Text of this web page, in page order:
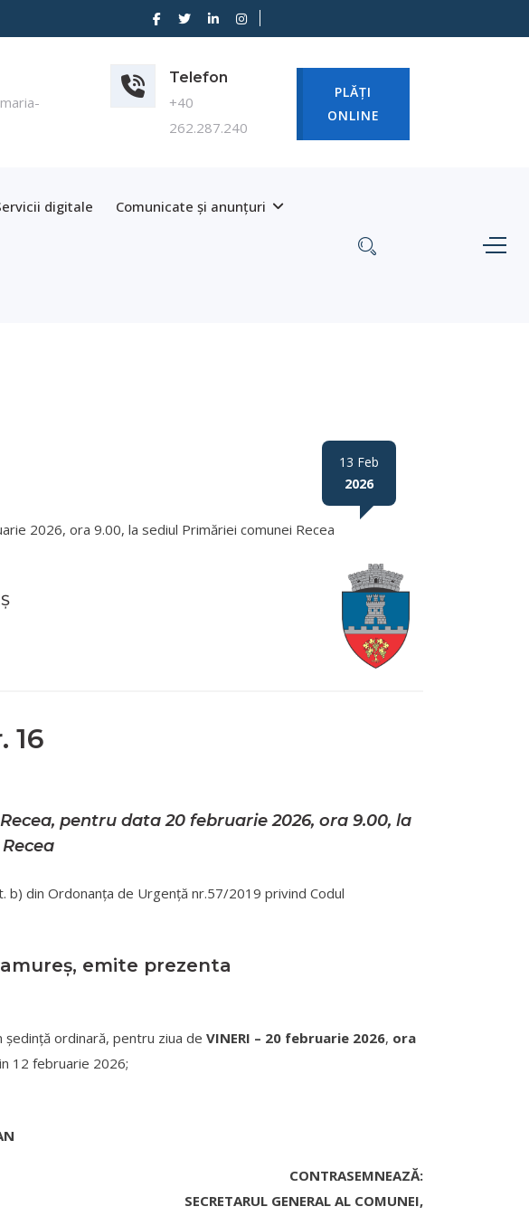
Telefon
+40
262.287.240
PLĂȚI
ONLINE
digitale Comunicate și anunțuri
13 Feb
2026
2026, ora 9.00, la sediul Primăriei comunei Recea
16
pentru data 20 februarie 2026, ora 9.00, la
din Ordonanța de Urgență nr.57/2019 privind Codul
emite prezenta
şedinţă ordinară, pentru ziua de VINERI – 20 februarie 2026, ora
12 februarie 2026;
CONTRASEMNEAZĂ:
SECRETARUL GENERAL AL COMUNEI,